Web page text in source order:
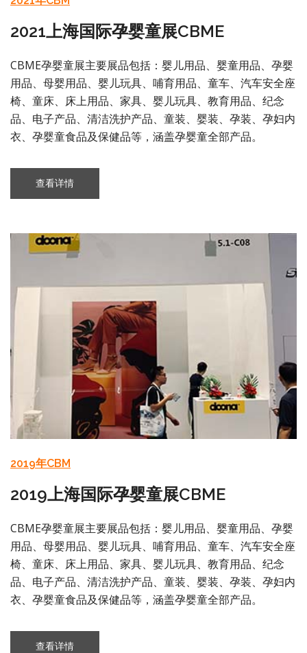
2021上海国际孕婴童展CBME
CBME孕婴童展主要展品包括：婴儿用品、婴童用品、孕婴
用品、母婴用品、婴儿玩具、哺育用品、童车、汽车安全座
椅、童床、床上用品、家具、婴儿玩具、教育用品、纪念
品、电子产品、清洁洗护产品、童装、婴装、孕装、孕妇内
衣、孕婴童食品及保健品等，涵盖孕婴童全部产品。
查看详情
2019年CBM
2019上海国际孕婴童展CBME
CBME孕婴童展主要展品包括：婴儿用品、婴童用品、孕婴
用品、母婴用品、婴儿玩具、哺育用品、童车、汽车安全座
椅、童床、床上用品、家具、婴儿玩具、教育用品、纪念
品、电子产品、清洁洗护产品、童装、婴装、孕装、孕妇内
衣、孕婴童食品及保健品等，涵盖孕婴童全部产品。
查看详情